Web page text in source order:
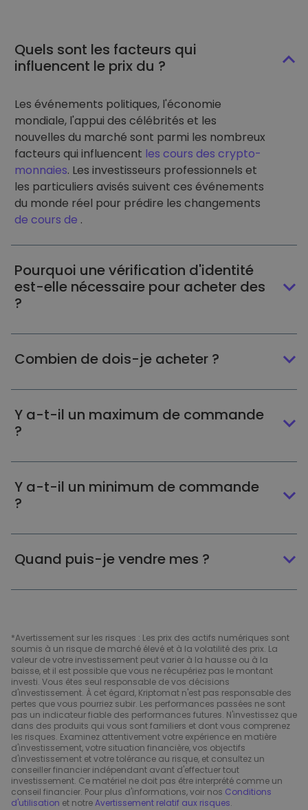
Quels sont les facteurs qui
influencent le prix du ?
Les événements politiques, l'économie
mondiale, l'appui des célébrités et les
nouvelles du marché sont parmi les nombreux
facteurs qui influencent les cours des crypto-
monnaies. Les investisseurs professionnels et
les particuliers avisés suivent ces événements
du monde réel pour prédire les changements
de cours de .
Pourquoi une vérification d'identité
est-elle nécessaire pour acheter des
?
Combien de dois-je acheter ?
Y a-t-il un maximum de commande
?
Y a-t-il un minimum de commande
?
Quand puis-je vendre mes ?
*Avertissement sur les risques : Les prix des actifs numériques sont
soumis à un risque de marché élevé et à la volatilité des prix. La
valeur de votre investissement peut varier à la hausse ou à la
baisse, et il est possible que vous ne récupériez pas le montant
investi. Vous êtes seul responsable de vos décisions
d'investissement. À cet égard, Kriptomat n'est pas responsable des
pertes que vous pourriez subir. Les performances passées ne sont
pas un indicateur fiable des performances futures. N'investissez que
dans des produits qui vous sont familiers et dont vous comprenez
les risques. Examinez attentivement votre expérience en matière
d'investissement, votre situation financière, vos objectifs
d'investissement et votre tolérance au risque, et consultez un
conseiller financier indépendant avant d'effectuer tout
investissement. Ce matériel ne doit pas être interprété comme un
conseil financier. Pour plus d'informations, voir nos Conditions
d'utilisation et notreAvertissement relatif aux risques.